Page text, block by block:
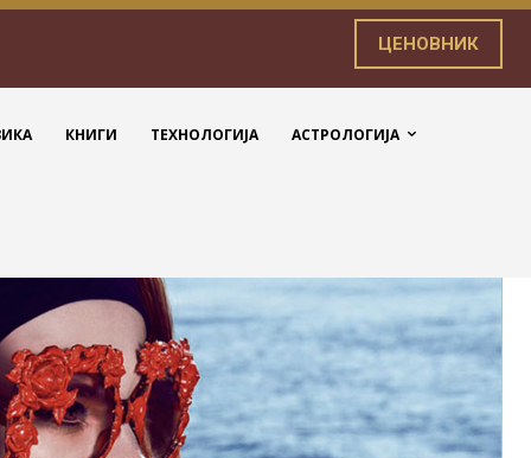
ЦЕНОВНИК
КНИГИ ТЕХНОЛОГИЈА АСТРОЛОГИЈА